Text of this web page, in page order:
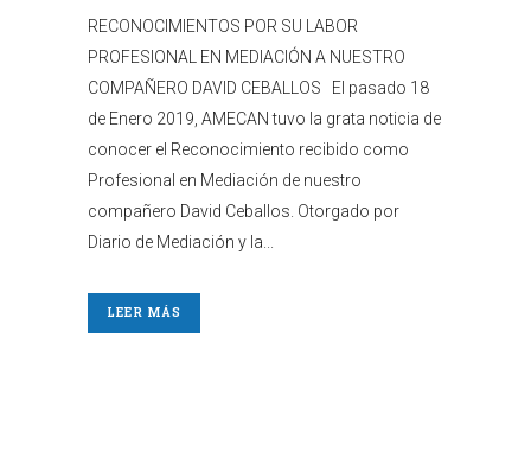
RECONOCIMIENTOS POR SU LABOR
PROFESIONAL EN MEDIACIÓN A NUESTRO
COMPAÑERO DAVID CEBALLOS El pasado 18
de Enero 2019, AMECAN tuvo la grata noticia de
conocer el Reconocimiento recibido como
Profesional en Mediación de nuestro
compañero David Ceballos. Otorgado por
Diario de Mediación y la...
LEER MÁS